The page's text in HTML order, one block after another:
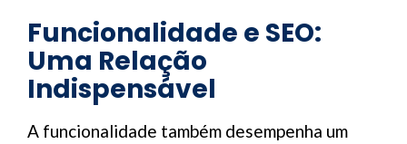
Funcionalidade e SEO:
Uma Relação
Indispensável
A funcionalidade também desempenha um